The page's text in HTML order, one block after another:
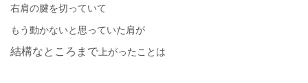
右肩の腱を切っていて
もう動かないと思っていた肩が
結構なところまで 上がったことは